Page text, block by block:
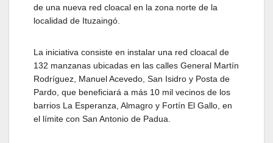
de una nueva red cloacal en la zona norte de la
localidad de Ituzaingó.
La iniciativa consiste en instalar una red cloacal de
132 manzanas ubicadas en las calles General Martín
Rodríguez, Manuel Acevedo, San Isidro y Posta de
Pardo, que beneficiará a más 10 mil vecinos de los
barrios La Esperanza, Almagro y Fortín El Gallo, en
el límite con San Antonio de Padua.